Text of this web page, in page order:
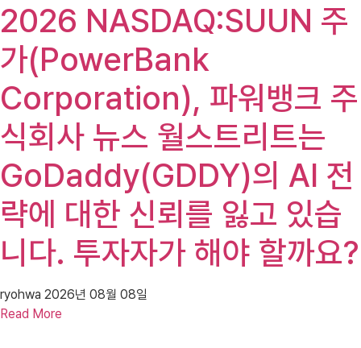
2026 NASDAQ:SUUN 주
가(PowerBank
Corporation), 파워뱅크 주
식회사 뉴스 월스트리트는
GoDaddy(GDDY)의 AI 전
략에 대한 신뢰를 잃고 있습
니다. 투자자가 해야 할까요?
ryohwa 2026년 08월 08일
Read More